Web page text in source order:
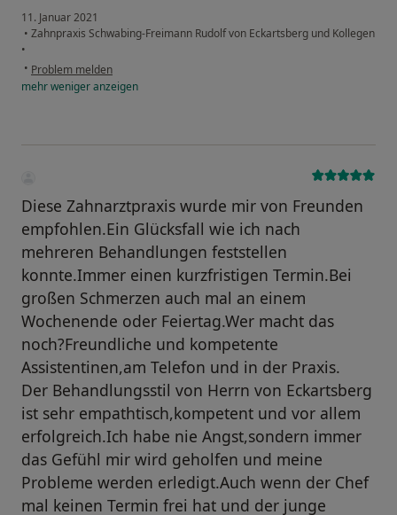
11. Januar 2021
• Zahnpraxis Schwabing-Freimann Rudolf von Eckartsberg und Kollegen
•
• Problem melden
mehrwenigeranzeigen
Diese Zahnarztpraxis wurde mir von Freunden
empfohlen.Ein Glücksfall wie ich nach
mehreren Behandlungen feststellen
konnte.Immer einen kurzfristigen Termin.Bei
großen Schmerzen auch mal an einem
Wochenende oder Feiertag.Wer macht das
noch?Freundliche und kompetente
Assistentinen,am Telefon und in der Praxis.
Der Behandlungsstil von Herrn von Eckartsberg
ist sehr empathtisch,kompetent und vor allem
erfolgreich.Ich habe nie Angst,sondern immer
das Gefühl mir wird geholfen und meine
Probleme werden erledigt.Auch wenn der Chef
mal keinen Termin frei hat und der junge